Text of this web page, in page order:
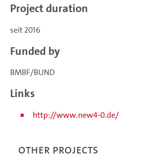
Project duration
seit 2016
Funded by
BMBF/BUND
Links
http://www.new4-0.de/
Other projects